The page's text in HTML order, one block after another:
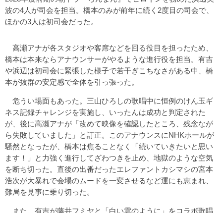
波の4人が司会を担当。橋本のみが前年に続く2度目の司会で、
ほかの3人は初司会だった。
高瀬アナが各スタジオや客席などを回る役目を担ったため、
橋本は本来ならアナウンサーがやるような進行役を担当。有吉
や浜辺は初司会に緊張した様子で若干ぎこちなさがある中、橋
本が抜群の安定感で全体を引っ張った。
危うい場面もあった。三山ひろしの歌唱中に恒例のけん玉ギ
ネス記録チャレンジを実施し、いったんは成功と判定された
が、後に高瀬アナが「改めて映像を確認したところ、残念なが
ら失敗していました」と訂正。このアナウンスにNHKホールが
騒然となったが、橋本は焦ることなく「続いていきたいと思い
ます！」と力強く進行してざわつきを止め、地獄のような空気
を断ち切った。直後の出番だったエレファントカシマシの宮本
浩次が大暴れで会場のムードを一変させるなど運にも恵まれ、
難局を見事に乗り切った。
また、有吉が藤井フミヤと「白い雲のように」をコラボ歌唱